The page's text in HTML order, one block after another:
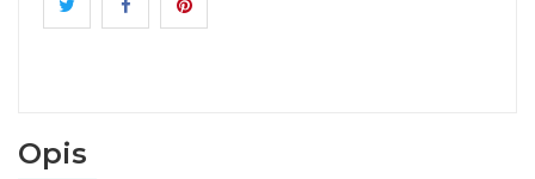
Opis